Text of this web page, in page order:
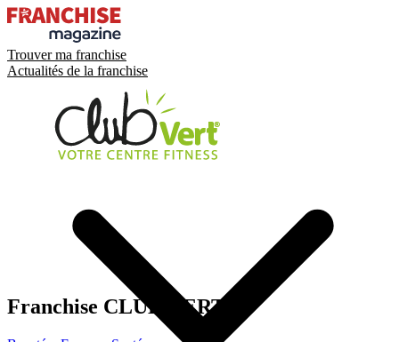
Trouver ma franchise
Actualités de la franchise
Franchise CLUB VERT